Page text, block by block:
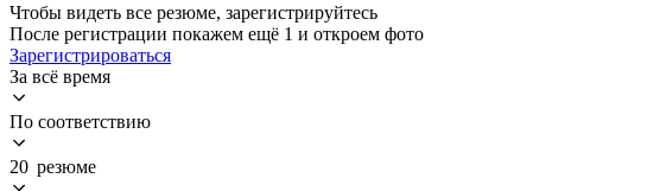
Чтобы видеть все резюме, зарегистрируйтесь
После регистрации покажем ещё 1 и откроем фото
Зарегистрироваться
За всё время
По соответствию
20 резюме